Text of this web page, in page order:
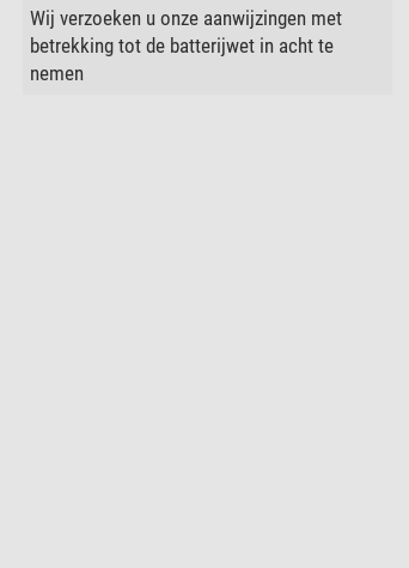
Wij verzoeken u onze aanwijzingen met
betrekking tot de batterijwet in acht te
nemen